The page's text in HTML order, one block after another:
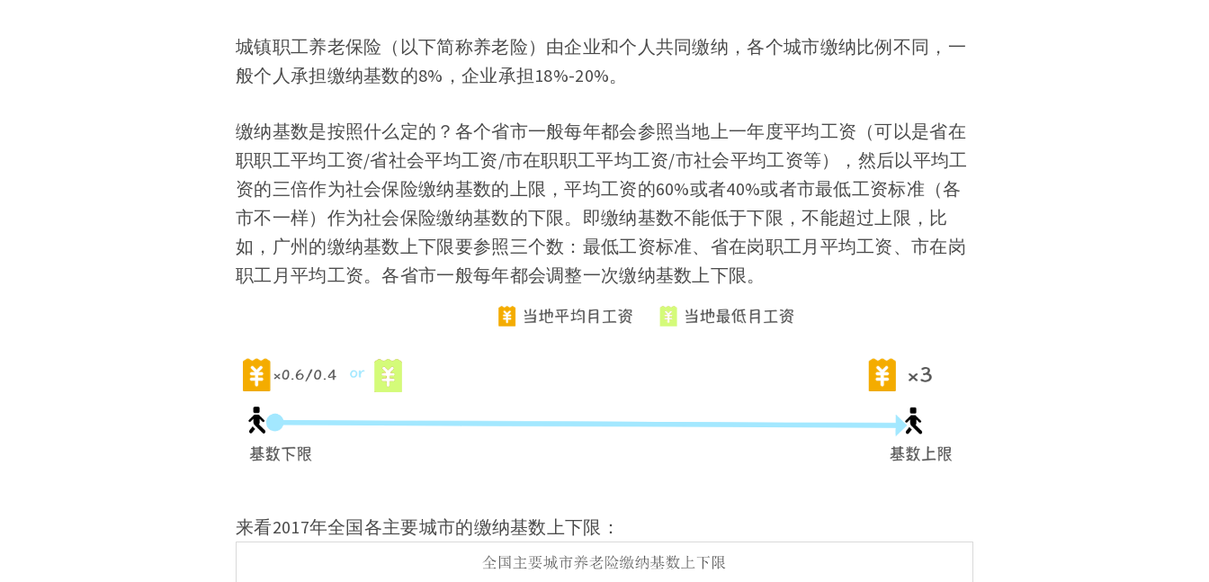
城镇职工养老保险（以下简称养老险）由企业和个人共同缴纳，各个城市缴纳比例不同，一
般个人承担缴纳基数的8%，企业承担18%-20%。
缴纳基数是按照什么定的？各个省市一般每年都会参照当地上一年度平均工资（可以是省在
职职工平均工资/省社会平均工资/市在职职工平均工资/市社会平均工资等），然后以平均工
资的三倍作为社会保险缴纳基数的上限，平均工资的60%或者40%或者市最低工资标准（各
市不一样）作为社会保险缴纳基数的下限。即缴纳基数不能低于下限，不能超过上限，比
如，广州的缴纳基数上下限要参照三个数：最低工资标准、省在岗职工月平均工资、市在岗
职工月平均工资。各省市一般每年都会调整一次缴纳基数上下限。
来看2017年全国各主要城市的缴纳基数上下限：